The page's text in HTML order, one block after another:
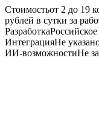
Стоимостьот 2 до 19
рублей в сутки за
Разработка
ИнтеграцияНе
ИИ-возможностиНе